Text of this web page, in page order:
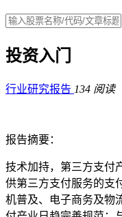
投资入门
行业研究报告 134 阅读
报告摘要：
技术加持，第三方支付
供第三方支付服务的支
机普及、电子商务及物